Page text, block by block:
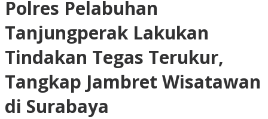
Lakukan
Tegas
Terukur,
Tangkap
Jambret
Wisatawan
di
Polres Pelabuhan
Tanjungperak Lakukan
Tindakan Tegas Terukur,
Tangkap Jambret Wisatawan
di Surabaya